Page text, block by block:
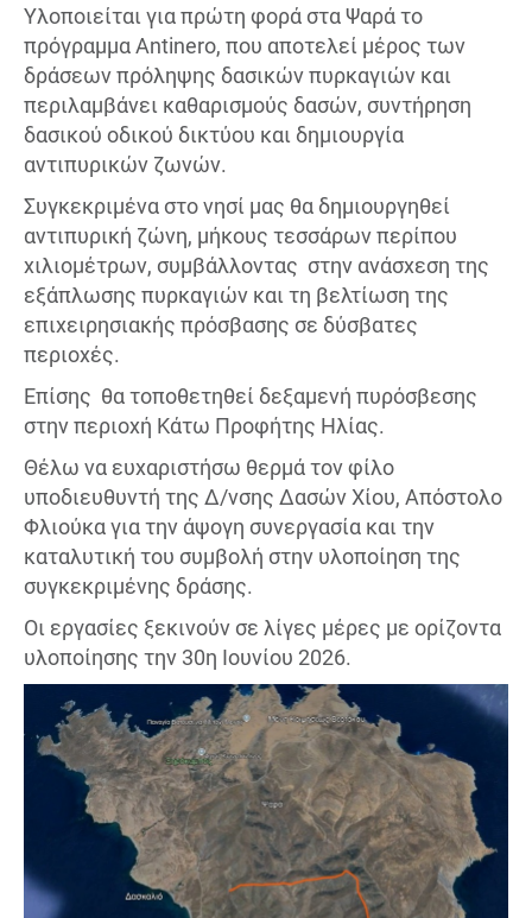
Υλοποιείται για πρώτη φορά στα Ψαρά το
πρόγραμμα Antinero, που αποτελεί μέρος των
δράσεων πρόληψης δασικών πυρκαγιών και
περιλαμβάνει καθαρισμούς δασών, συντήρηση
δασικού οδικού δικτύου και δημιουργία
αντιπυρικών ζωνών.
Συγκεκριμένα στο νησί μας θα δημιουργηθεί
αντιπυρική ζώνη, μήκους τεσσάρων περίπου
χιλιομέτρων, συμβάλλοντας στην ανάσχεση της
εξάπλωσης πυρκαγιών και τη βελτίωση της
επιχειρησιακής πρόσβασης σε δύσβατες
περιοχές.
Επίσης θα τοποθετηθεί δεξαμενή πυρόσβεσης
στην περιοχή Κάτω Προφήτης Ηλίας.
Θέλω να ευχαριστήσω θερμά τον φίλο
υποδιευθυντή της Δ/νσης Δασών Χίου, Απόστολο
Φλιούκα για την άψογη συνεργασία και την
καταλυτική του συμβολή στην υλοποίηση της
συγκεκριμένης δράσης.
Οι εργασίες ξεκινούν σε λίγες μέρες με ορίζοντα
υλοποίησης την 30η Ιουνίου 2026.